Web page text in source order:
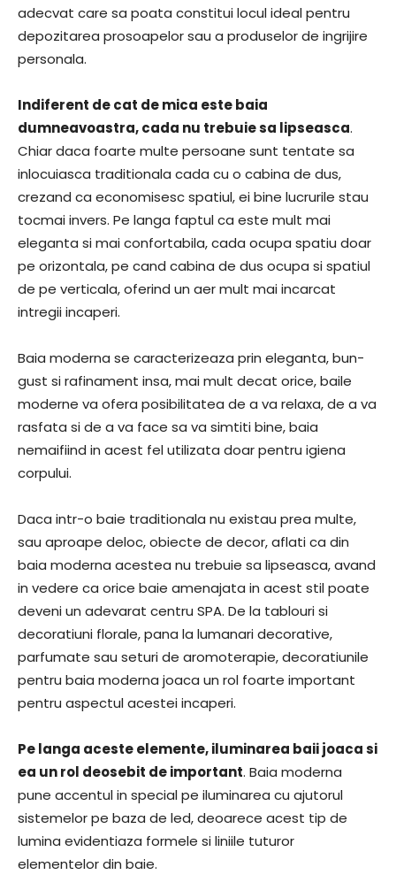
adecvat care sa poata constitui locul ideal pentru
depozitarea prosoapelor sau a produselor de ingrijire
personala.
Indiferent de cat de mica este baia
dumneavoastra, cada nu trebuie sa lipseasca.
Chiar daca foarte multe persoane sunt tentate sa
inlocuiasca traditionala cada cu o cabina de dus,
crezand ca economisesc spatiul, ei bine lucrurile stau
tocmai invers. Pe langa faptul ca este mult mai
eleganta si mai confortabila, cada ocupa spatiu doar
pe orizontala, pe cand cabina de dus ocupa si spatiul
de pe verticala, oferind un aer mult mai incarcat
intregii incaperi.
Baia moderna se caracterizeaza prin eleganta, bun-
gust si rafinament insa, mai mult decat orice, baile
moderne va ofera posibilitatea de a va relaxa, de a va
rasfata si de a va face sa va simtiti bine, baia
nemaifiind in acest fel utilizata doar pentru igiena
corpului.
Daca intr-o baie traditionala nu existau prea multe,
sau aproape deloc, obiecte de decor, aflati ca din
baia moderna acestea nu trebuie sa lipseasca, avand
in vedere ca orice baie amenajata in acest stil poate
deveni un adevarat centru SPA. De la tablouri si
decoratiuni florale, pana la lumanari decorative,
parfumate sau seturi de aromoterapie, decoratiunile
pentru baia moderna joaca un rol foarte important
pentru aspectul acestei incaperi.
Pe langa aceste elemente, iluminarea baii joaca si
ea un rol deosebit de important. Baia moderna
pune accentul in special pe iluminarea cu ajutorul
sistemelor pe baza de led, deoarece acest tip de
lumina evidentiaza formele si liniile tuturor
elementelor din baie.